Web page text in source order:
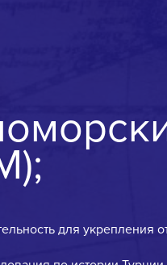
для укрепления